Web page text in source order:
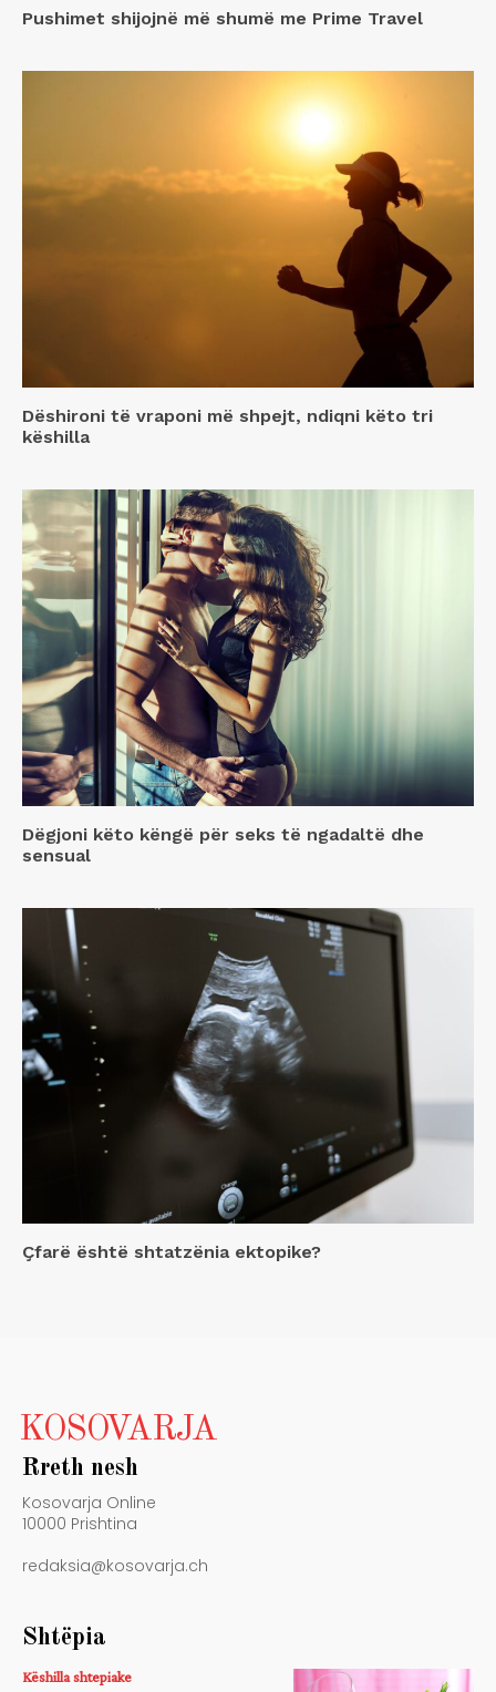
Pushimet shijojnë më shumë me Prime Travel
Dëshironi të vraponi më shpejt, ndiqni këto tri
këshilla
Dëgjoni këto këngë për seks të ngadaltë dhe
sensual
Çfarë është shtatzënia ektopike?
KOSOVARJA
Rreth nesh
Kosovarja Online
10000 Prishtina
redaksia@kosovarja.ch
Shtëpia
Këshilla shtepiake